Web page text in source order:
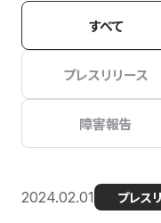
すべて
プレスリリース
障害報告
2024.02.01 プレス